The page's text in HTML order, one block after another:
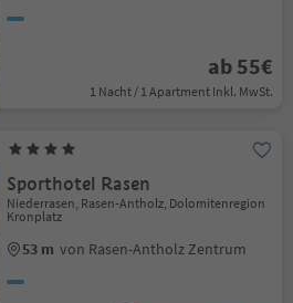
ab 55€
1 Nacht / 1 Apartment Inkl. MwSt.
Sporthotel Rasen
Niederrasen, Rasen-Antholz, Dolomitenregion
Kronplatz
53 m von Rasen-Antholz Zentrum